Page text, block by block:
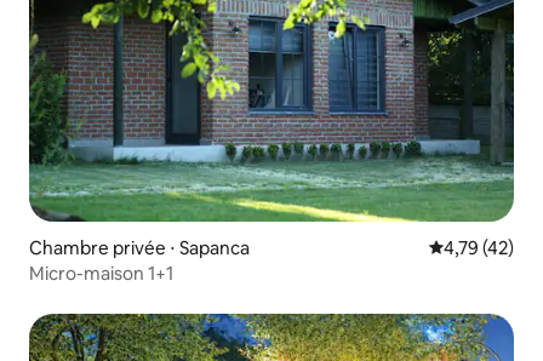
Chambre privée ⋅ Sapanca Évaluation
4,79 (42)
Micro-maison 1+1